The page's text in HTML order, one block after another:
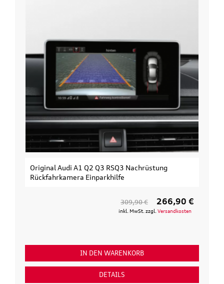
Original Audi A1 Q2 Q3 RSQ3 Nachrüstung
Rückfahrkamera Einparkhilfe
309,90 € 266,90 €
inkl. MwSt. zzgl. Versandkosten
IN DEN WARENKORB
DETAILS